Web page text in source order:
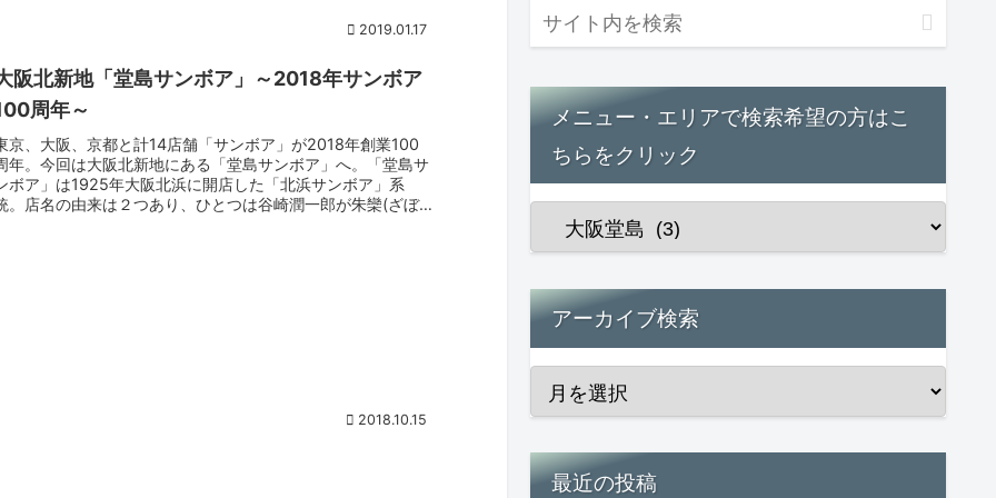
2019.01.17
阪北新地「堂島サンボア」～2018年サンボア
周年～
京、大阪、京都と計14店舗「サンボア」が2018年創業100
年。今回は大阪北新地にある「堂島サンボア」へ。「堂島サ
ボア」は1925年大阪北浜に開店した「北浜サンボア」系
。店名の由来は２つあり、ひとつは谷崎潤一郎が朱欒(ざぼ
2018.10.15
メニュー・エリアで検索希望の方はこ
ちらをクリック
アーカイブ検索
最近の投稿